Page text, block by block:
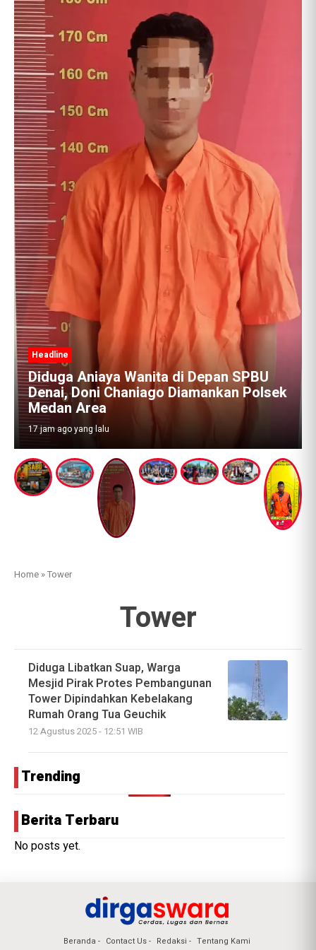
SPBU
Polsek
Home »Tower
Tower
Diduga Libatkan Suap, Warga
Mesjid Pirak Protes Pembangunan
Tower Dipindahkan Kebelakang
Rumah Orang Tua Geuchik
12 Agustus 2025 - 12:51 WIB
Trending
Berita Terbaru
No posts yet.
Beranda Contact Us Redaksi Tentang Kami